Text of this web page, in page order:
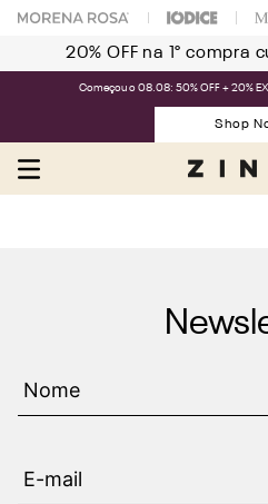
20% OFF na 1° compra
Começou o 08.08: 50% OFF + 20%
Shop